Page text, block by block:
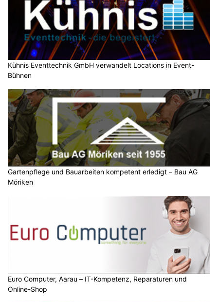
Kühnis Eventtechnik GmbH verwandelt Locations in Event-
Bühnen
Gartenpflege und Bauarbeiten kompetent erledigt – Bau AG
Möriken
Euro Computer, Aarau – IT-Kompetenz, Reparaturen und
Online-Shop